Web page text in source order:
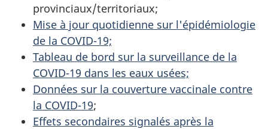
provinciaux/territoriaux;
Mise à jour quotidienne sur l'épidémiologie
de la COVID-19;
Tableau de bord sur la surveillance de la
COVID-19 dans les eaux usées;
Données sur la couverture vaccinale contre
la COVID-19;
Effets secondaires signalés après la